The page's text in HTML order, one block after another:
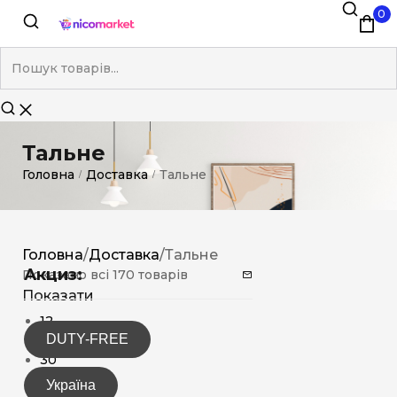
0
Тальне
Головна / Доставка / Тальне
Акциз:
DUTY-FREE
Україна
Головна/Доставка/Тальне
Показано всі 170 товарів
Показати
12
15
30